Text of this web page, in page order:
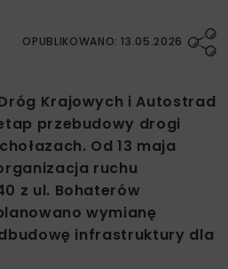
OPUBLIKOWANO: 13.05.2026
Krajowych i Autostrad
przebudowy drogi
Od 13 maja
ruchu
z ul. Bohaterów
wymianę
infrastruktury dla